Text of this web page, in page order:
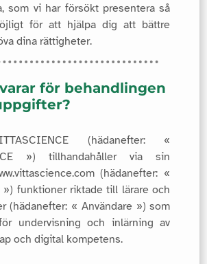
som vi har försökt presentera så
för att hjälpa dig att bättre
dina rättigheter.
för behandlingen
(hädanefter: «
») tillhandahåller via sin
(hädanefter: «
») funktioner riktade till lärare och
(hädanefter: « Användare ») som
undervisning och inlärning av
och digital kompetens.